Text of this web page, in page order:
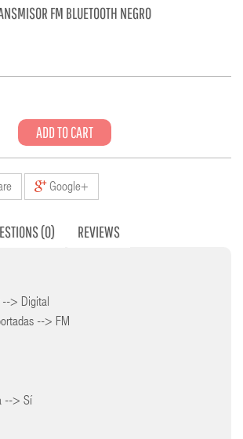
FM BLUETOOTH NEGRO
ADD TO CART
Google+
(0) REVIEWS
--> Digital
--> FM
--> Sí